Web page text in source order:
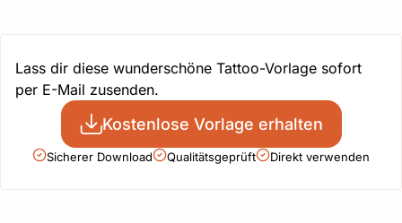
Lass dir diese wunderschöne Tattoo-Vorlage sofort
per E-Mail zusenden.
Kostenlose Vorlage erhalten
Sicherer Download Qualitätsgeprüft Direkt verwenden